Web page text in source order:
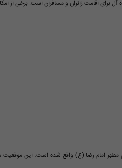
برای اقامت زائران و مسافران است. برخی از
امام رضا (ع) واقع شده است. این موقعیت